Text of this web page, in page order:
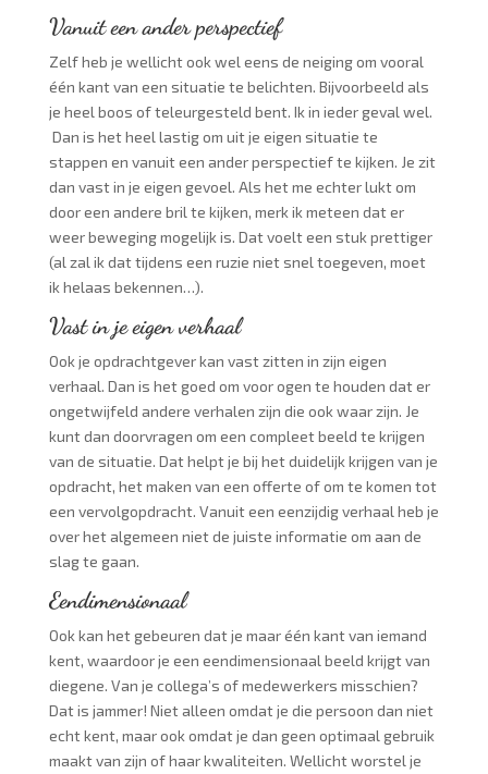
Vanuit een ander perspectief
Zelf heb je wellicht ook wel eens de neiging om vooral
één kant van een situatie te belichten. Bijvoorbeeld als
je heel boos of teleurgesteld bent. Ik in ieder geval wel.
Dan is het heel lastig om uit je eigen situatie te
stappen en vanuit een ander perspectief te kijken. Je zit
dan vast in je eigen gevoel. Als het me echter lukt om
door een andere bril te kijken, merk ik meteen dat er
weer beweging mogelijk is. Dat voelt een stuk prettiger
(al zal ik dat tijdens een ruzie niet snel toegeven, moet
ik helaas bekennen…).
Vast in je eigen verhaal
Ook je opdrachtgever kan vast zitten in zijn eigen
verhaal. Dan is het goed om voor ogen te houden dat er
ongetwijfeld andere verhalen zijn die ook waar zijn. Je
kunt dan doorvragen om een compleet beeld te krijgen
van de situatie. Dat helpt je bij het duidelijk krijgen van je
opdracht, het maken van een offerte of om te komen tot
een vervolgopdracht. Vanuit een eenzijdig verhaal heb je
over het algemeen niet de juiste informatie om aan de
slag te gaan.
Eendimensionaal
Ook kan het gebeuren dat je maar één kant van iemand
kent, waardoor je een eendimensionaal beeld krijgt van
diegene. Van je collega’s of medewerkers misschien?
Dat is jammer! Niet alleen omdat je die persoon dan niet
echt kent, maar ook omdat je dan geen optimaal gebruik
maakt van zijn of haar kwaliteiten. Wellicht worstel je